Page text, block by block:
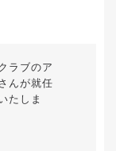
ラブのア
んが就任
たしま